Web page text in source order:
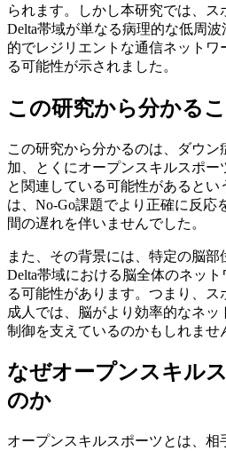
られます。しかし本研究では、
Delta帯域が単なる病理的な低周
的でレジリエントな通信ネット
る可能性が示されました。
この研究から分かる
この研究から分かるのは、ダウ
加、とくにオープンスキルスポー
と関連している可能性があると
は、No-Go課題でより正確に反応
間の遅れを伴いませんでした。
また、その背景には、特定の脳部
Delta帯域における脳全体のネッ
る可能性があります。つまり、
成人では、脳がより効率的なネッ
制御を支えているのかもしれませ
なぜオープンスキル
のか
オープンスキルスポーツとは、相